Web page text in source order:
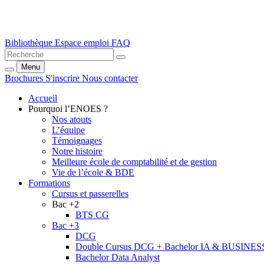
Bibliothèque Espace emploi FAQ
Menu
Brochures S'inscrire Nous contacter
Accueil
Pourquoi l’ENOES ?
Nos atouts
L’équipe
Témoignages
Notre histoire
Meilleure école de comptabilité et de gestion
Vie de l’école & BDE
Formations
Cursus et passerelles
Bac +2
BTS CG
Bac +3
DCG
Double Cursus DCG + Bachelor IA &
Bachelor Data Analyst